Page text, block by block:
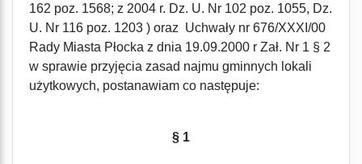
162 poz. 1568; z 2004 r. Dz. U. Nr 102 poz. 1055, Dz.
U. Nr 116 poz. 1203 ) oraz Uchwały nr 676/XXXI/00
Rady Miasta Płocka z dnia 19.09.2000 r Zał. Nr 1 § 2
w sprawie przyjęcia zasad najmu gminnych lokali
użytkowych, postanawiam co następuje:
§ 1